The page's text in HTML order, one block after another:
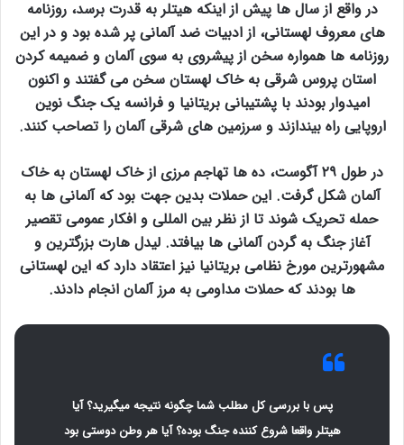
در واقع از سال ها پیش از اینکه هیتلر به قدرت برسد، روزنامه
های معروف لهستانی، از ادبیات ضد آلمانی پر شده بود و در این
روزنامه ها همواره سخن از پیشروی به سوی آلمان و ضمیمه کردن
استان پروس شرقی به خاک لهستان سخن می گفتند و اکنون
امیدوار بودند با پشتیبانی بریتانیا و فرانسه یک جنگ نوین
اروپایی راه بیندازند و سرزمین های شرقی آلمان را تصاحب کنند.
در طول ۲۹ آگوست، ده ها تهاجم مرزی از خاک لهستان به خاک
آلمان شکل گرفت. این حملات بدین جهت بود که آلمانی ها به
حمله تحریک شوند تا از نظر بین المللی و افکار عمومی تقصیر
آغاز جنگ به گردن آلمانی ها بیافتد. لیدل هارت بزرگترین و
مشهورترین مورخ نظامی بریتانیا نیز اعتقاد دارد که این لهستانی
ها بودند که حملات مداومی به مرز آلمان انجام دادند.
پس با بررسی کل مطلب شما چگونه نتیجه میگیرید؟ آیا
هیتلر واقعا شروع کننده جنگ بوده؟ آیا هر وطن دوستی بود